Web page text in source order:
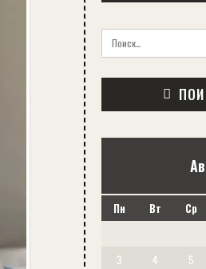
Пн Вт Ср
3
4 5